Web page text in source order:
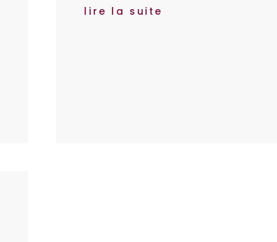
lire la suite